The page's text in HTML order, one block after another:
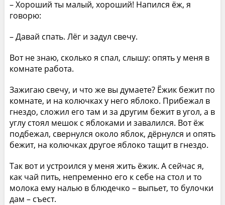
– Хороший ты малый, хороший! Напился ёж, я
говорю:
– Давай спать. Лёг и задул свечу.
Вот не знаю, сколько я спал, слышу: опять у меня в
комнате работа.
Зажигаю свечу, и что же вы думаете? Ёжик бежит по
комнате, и на колючках у него яблоко. Прибежал в
гнездо, сложил его там и за другим бежит в угол, а в
углу стоял мешок с яблоками и завалился. Вот ёж
подбежал, свернулся около яблок, дёрнулся и опять
бежит, на колючках другое яблоко тащит в гнездо.
Так вот и устроился у меня жить ёжик. А сейчас я,
как чай пить, непременно его к себе на стол и то
молока ему налью в блюдечко – выпьет, то булочки
дам – съест.